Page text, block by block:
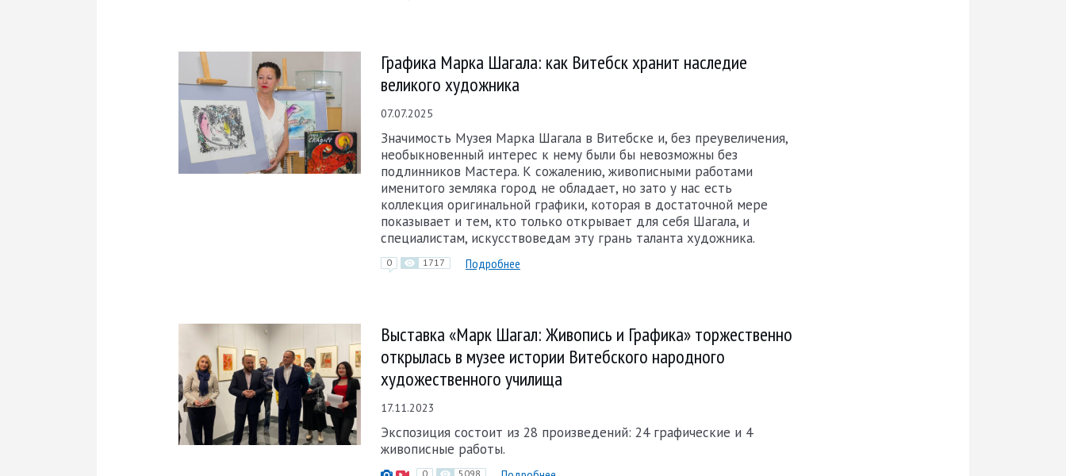
Графика Марка Шагала: как Витебск хранит наследие
великого художника
07.07.2025
Значимость Музея Марка Шагала в Витебске и, без преувеличения,
необыкновенный интерес к нему были бы невозможны без
подлинников Мастера. К сожалению, живописными работами
именитого земляка город не обладает, но зато у нас есть
коллекция оригинальной графики, которая в достаточной мере
показывает и тем, кто только открывает для себя Шагала, и
специалистам, искусствоведам эту грань таланта художника.
0 1717 Подробнее
Выставка «Марк Шагал: Живопись и Графика» торжественно
открылась в музее истории Витебского народного
художественного училища
17.11.2023
Экспозиция состоит из 28 произведений: 24 графические и 4
живописные работы.
0 5098